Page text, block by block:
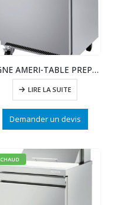
LIGNE AMERI-TABLE PREPA SAND/SALADE MEGATOP-1 PTE
LIRE LA SUITE
Demander un devis
CHAUD